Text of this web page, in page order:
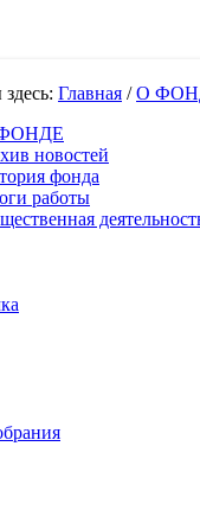
Главная /О
новостей
фонда
работы